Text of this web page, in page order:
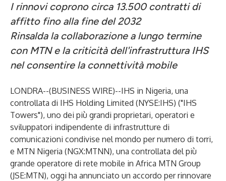
I rinnovi coprono circa 13.500 contratti di
affitto fino alla fine del 2032
Rinsalda la collaborazione a lungo termine
con MTN e la criticità dell'infrastruttura IHS
nel consentire la connettività mobile
LONDRA--(BUSINESS WIRE)--IHS in Nigeria, una
controllata di IHS Holding Limited (NYSE:IHS) ("IHS
Towers"), uno dei più grandi proprietari, operatori e
sviluppatori indipendente di infrastrutture di
comunicazioni condivise nel mondo per numero di torri,
e MTN Nigeria (NGX:MTNN), una controllata del più
grande operatore di rete mobile in Africa MTN Group
(JSE:MTN), oggi ha annunciato un accordo per rinnovare